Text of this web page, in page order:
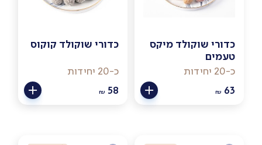
כדורי שוקולד מיקס
טעמים
כ-20 יחידות
₪ 63
כדורי שוקולד קוקוס
כ-20 יחידות
₪ 58